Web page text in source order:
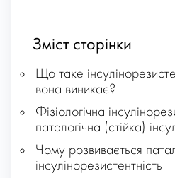
Зміст сторінки
Що таке
вона виникає?
Фізіологічна
паталогічна (стійка)
Чому розвивається
інсулінорезистентність